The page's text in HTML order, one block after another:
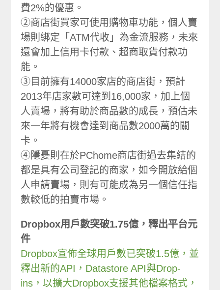
費2%的優惠。
②商店街買家可使用購物車功能，個人賣
場則綁定「ATM代收」為金流服務，未來
還會加上信用卡付款、超商取貨付款功
能。
③目前擁有14000家店的商店街，預計
2013年店家數可達到16,000家，加上個
人賣場，將有助於商品數的成長，預估未
來一年將有機會達到商品數2000萬的關
卡。
④隱憂則在於PChome商店街過去集結的
都是具有公司登記的商家，如今開放給個
人申請賣場，則有可能成為另一個信任指
數較低的拍賣市場。
Dropbox用戶數突破1.75億，釋出平台元
件
Dropbox宣佈全球用戶數已突破1.5億，並
釋出新的API，Datastore API與Drop-
ins，以擴大Dropbox支援其他檔案格式，